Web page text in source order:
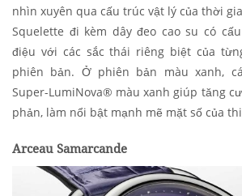
nhìn xuyên qua cấu trúc vật lý của thời
Squelette đi kèm dây đeo cao su có
điệu với các sắc thái riêng biệt của
phiên bản. Ở phiên bản màu xanh,
Super-LumiNova® màu xanh giúp tăng
phản, làm nổi bật mạnh mẽ mặt số của
Arceau Samarcande